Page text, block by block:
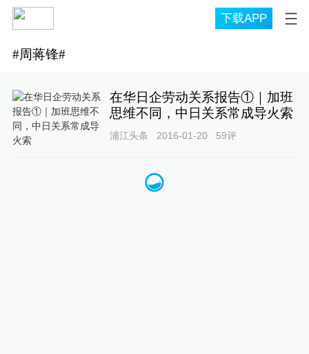
下载APP
#周蒋锋#
在华日企劳动关系报告①｜加班
思维不同，中日关系常成导火索
浦江头条 2016-01-20 59评